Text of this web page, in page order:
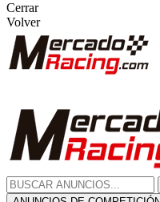
Cerrar
Volver
ANUNCIOS DE COMPETICIÓN